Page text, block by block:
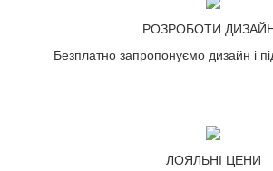
РОЗРОБОТИ
Безплатно запропонуємо дизайн і
ЛОЯЛЬНІ ЦЕНИ